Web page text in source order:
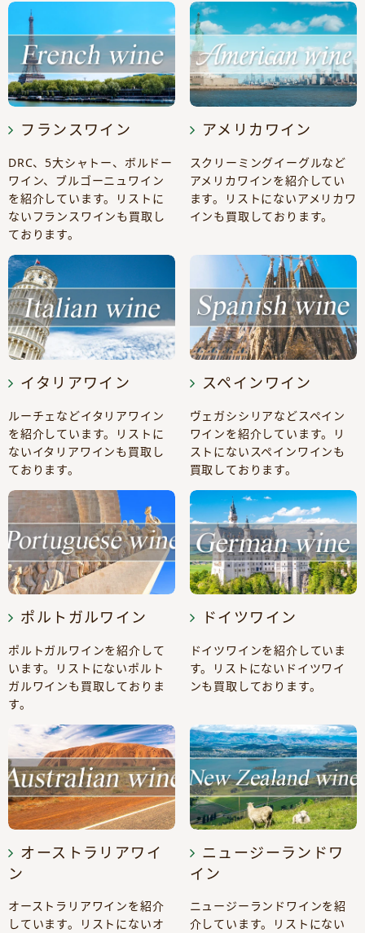
フランスワイン
DRC、5大シャトー、ボルドー
ワイン、ブルゴーニュワイン
を紹介しています。リストに
ないフランスワインも買取し
ております。
アメリカワイン
スクリーミングイーグルなど
アメリカワインを紹介してい
ます。リストにないアメリカワ
インも買取しております。
イタリアワイン
ルーチェなどイタリアワイン
を紹介しています。リストに
ないイタリアワインも買取し
ております。
スペインワイン
ヴェガシシリアなどスペイン
ワインを紹介しています。リ
ストにないスペインワインも
買取しております。
ポルトガルワイン
ポルトガルワインを紹介して
います。リストにないポルト
ガルワインも買取しておりま
す。
ドイツワイン
ドイツワインを紹介していま
す。リストにないドイツワイ
ンも買取しております。
オーストラリアワイ
ン
オーストラリアワインを紹介
しています。リストにないオ
ニュージーランドワ
イン
ニュージーランドワインを紹
介しています。リストにない